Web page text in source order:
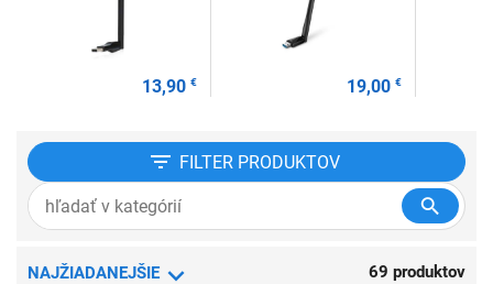
13,90 € 19,00€
FILTER PRODUKTOV
NAJŽIADANEJŠIE 69 produktov